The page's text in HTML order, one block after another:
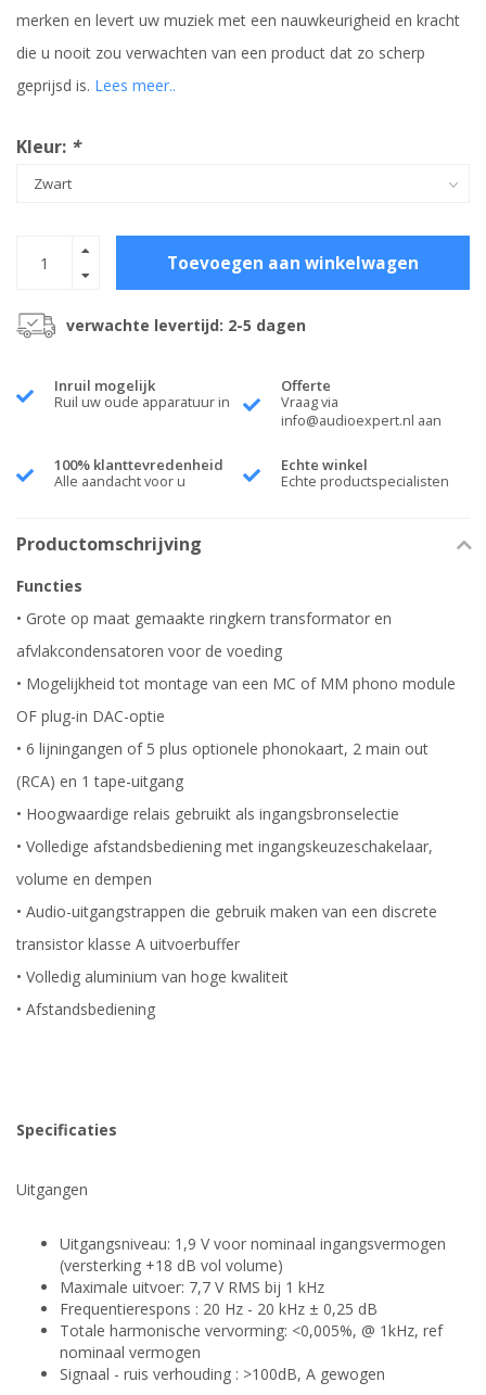
merken en levert uw muziek met een nauwkeurigheid en kracht
die u nooit zou verwachten van een product dat zo scherp
geprijsd is. Lees meer..
Kleur: *
Toevoegen aan winkelwagen
verwachte levertijd: 2-5 dagen
Inruil mogelijk
Ruil uw oude apparatuur in
Offerte
Vraag via
info@audioexpert.nl aan
100% klanttevredenheid
Alle aandacht voor u
Echte winkel
Echte productspecialisten
Productomschrijving
Functies
• Grote op maat gemaakte ringkern transformator en
afvlakcondensatoren voor de voeding
• Mogelijkheid tot montage van een MC of MM phono module
OF plug-in DAC-optie
• 6 lijningangen of 5 plus optionele phonokaart, 2 main out
(RCA) en 1 tape-uitgang
• Hoogwaardige relais gebruikt als ingangsbronselectie
• Volledige afstandsbediening met ingangskeuzeschakelaar,
volume en dempen
• Audio-uitgangstrappen die gebruik maken van een discrete
transistor klasse A uitvoerbuffer
• Volledig aluminium van hoge kwaliteit
• Afstandsbediening
Specificaties
Uitgangen
Uitgangsniveau: 1,9 V voor nominaal ingangsvermogen
(versterking +18 dB vol volume)
Maximale uitvoer: 7,7 V RMS bij 1 kHz
Frequentierespons : 20 Hz - 20 kHz ± 0,25 dB
Totale harmonische vervorming: <0,005%, @ 1kHz, ref
nominaal vermogen
Signaal - ruis verhouding : >100dB, A gewogen